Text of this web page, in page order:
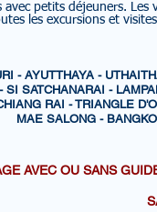
avec petits déjeuners. Les
les excursions et
- AYUTTHAYA -
SI SATCHANARAI -
RAI - TRIANGLE
MAE SALONG -
AVEC OU SANS